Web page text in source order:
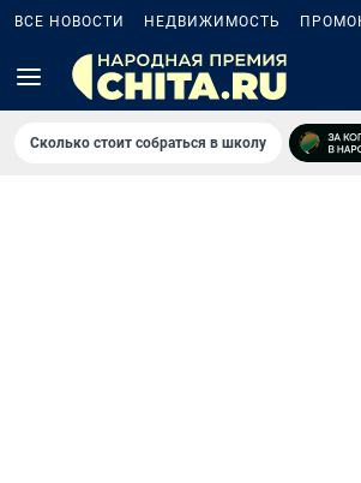
ВСЕ НОВОСТИ НЕДВИЖИМОСТЬ
Сколько стоит собраться в школу